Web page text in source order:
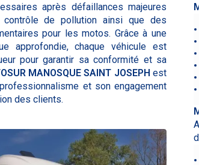
après défaillances majeures
de pollution ainsi que des
pour les motos. Grâce à une
approfondie, chaque véhicule est
pour garantir sa conformité et sa
MANOSQUE SAINT JOSEPH est
et son engagement
des clients.